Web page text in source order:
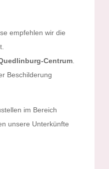
empfehlen wir die
Centrum
Beschilderung
im Bereich
unsere Unterkünfte